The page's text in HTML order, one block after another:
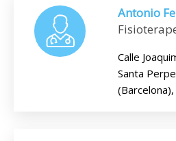
Antonio
Calle
Santa